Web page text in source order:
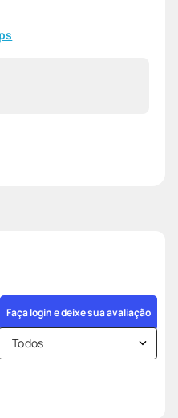
Faça login e deixe sua avaliação
Todos